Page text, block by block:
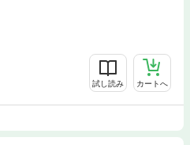
試し読み カートへ